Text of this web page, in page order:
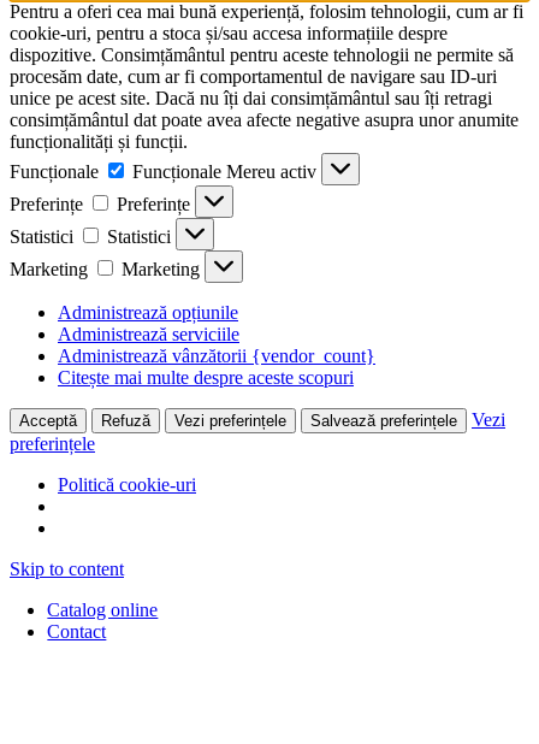
Pentru a oferi cea mai bună experiență, folosim tehnologii, cum ar fi
cookie-uri, pentru a stoca și/sau accesa informațiile despre
dispozitive. Consimțământul pentru aceste tehnologii ne permite să
procesăm date, cum ar fi comportamentul de navigare sau ID-uri
unice pe acest site. Dacă nu îți dai consimțământul sau îți retragi
consimțământul dat poate avea afecte negative asupra unor anumite
funcționalități și funcții.
Funcționale
Funcționale Mereu activ
Preferințe
Preferințe
Statistici
Statistici
Marketing
Marketing
Administrează opțiunile
Administrează serviciile
Administrează vânzătorii {vendor_count}
Citește mai multe despre aceste scopuri
Acceptă Refuză Vezi preferințele Salvează preferințele
Vezi
preferințele
Politică cookie-uri
Skip to content
Catalog online
Contact